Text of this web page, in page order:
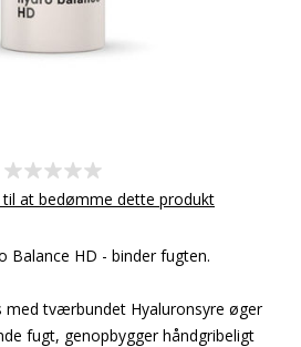
at bedømme dette produkt
Balance HD - binder fugten.
med tværbundet Hyaluronsyre øger
fugt, genopbygger håndgribeligt